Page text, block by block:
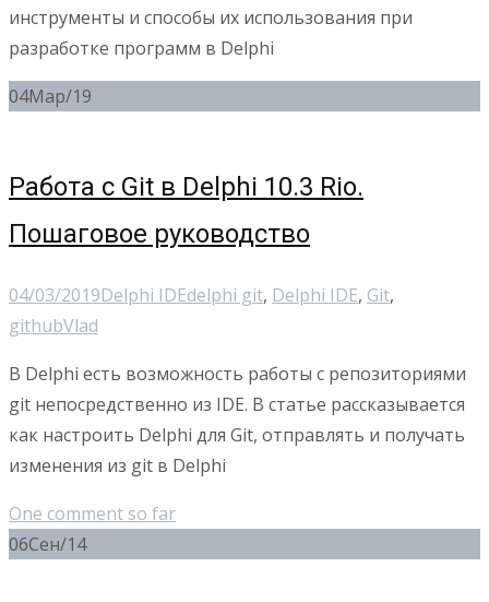
инструменты и способы их использования при
разработке программ в Delphi
04Мар/19
Работа с Git в Delphi 10.3 Rio.
Пошаговое руководство
04/03/2019Delphi IDEdelphi git, Delphi IDE, Git,
githubVlad
В Delphi есть возможность работы с репозиториями
git непосредственно из IDE. В статье рассказывается
как настроить Delphi для Git, отправлять и получать
изменения из git в Delphi
One comment so far
06Сен/14